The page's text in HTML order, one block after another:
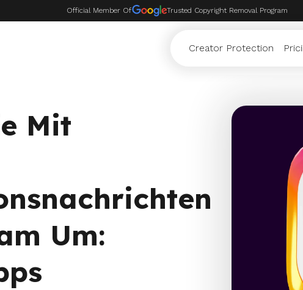
Official Member Of Trusted Copyright Removal Program
Creator Protection
Mit
Um: